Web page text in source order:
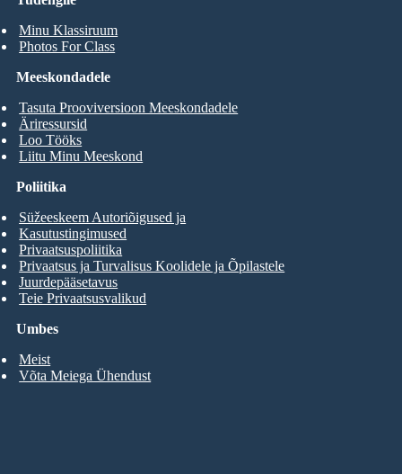
Minu Klassiruum
Photos For Class
Meeskondadele
Tasuta Prooviversioon Meeskondadele
Äriressursid
Loo Tööks
Liitu Minu Meeskond
Umbes
Meist
Võta Meiega Ühendust
Poliitika
Süžeeskeem Autoriõigused ja
Kasutustingimused
Privaatsuspoliitika
Privaatsus ja Turvalisus Koolidele ja Õpilastele
Juurdepääsetavus
Teie Privaatsusvalikud